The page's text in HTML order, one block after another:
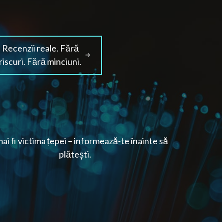
Recenzii reale. Fără
riscuri. Fără minciuni.
fi victima țepei – informează-te înainte să
plătești.